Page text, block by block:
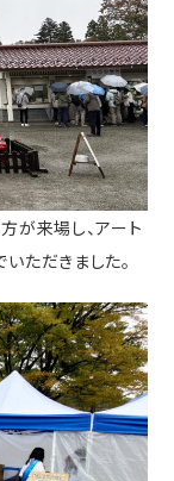
が来場し、アート
ただきました。